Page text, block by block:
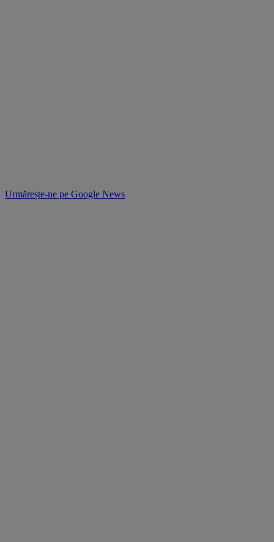
Urmărește-ne pe Google News